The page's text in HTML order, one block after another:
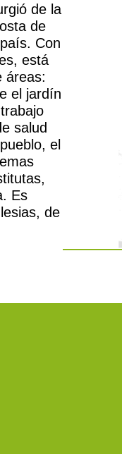
de la
de
Con
está
áreas:
el jardín
salud
el
Es
de